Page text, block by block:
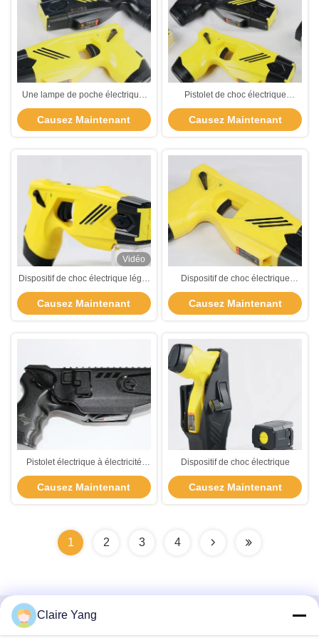
Une lampe de poche électrique,
une arme de police, une arme de
police pour les forces de l'ordre.
Causez Maintenant
Pistolet de choc électrique
efficace et durable pour l'
utilisation de la police résistant à l'
eau
Causez Maintenant
Vidéo
Dispositif de choc électrique léger
compact HUSHA avec tension de
sortie de 55 KV et étanche IP57
pour les forces de l'ordre
Causez Maintenant
Dispositif de choc électrique
compact à usage unique pour les
forces de l'ordre
Causez Maintenant
Pistolet électrique à électricité
avec affichage numérique
Causez Maintenant
Dispositif de choc électrique
Causez Maintenant
1 2 3 4
Contactez rapidement
Claire Yang